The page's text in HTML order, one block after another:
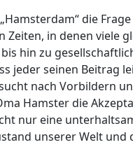
die
Zeiten, in denen viele
hin zu
jeder seinen Beitrag
nach Vorbildern
Hamster die
nur eine
unserer Welt